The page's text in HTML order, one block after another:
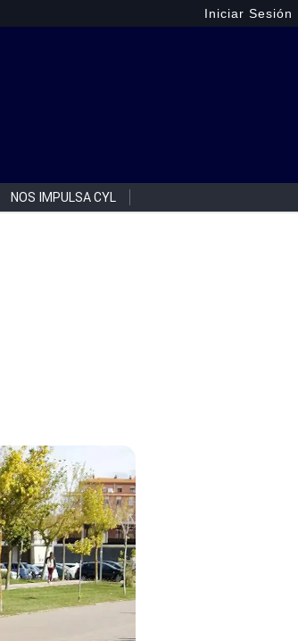
Iniciar Sesión
NOS IMPULSA CYL